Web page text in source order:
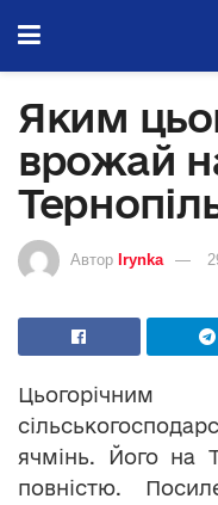
Яким
врожай
Автор Irynka
ячмінь. Його на
повністю.